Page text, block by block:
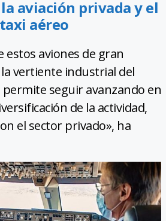
aviación privada y el
taxi aéreo
estos aviones de gran
vertiente industrial del
seguir avanzando en
de la actividad,
el sector privado», ha